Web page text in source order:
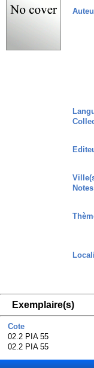
Exemplaire(s)
Cote
02.2 PIA 55
02.2 PIA 55